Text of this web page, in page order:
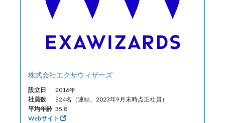
株式会社エクサウィザーズ
設立日
2016年
社員数
524名（連結、2023年9月末時点正社員）
平均年齢 35.8
Webサイト